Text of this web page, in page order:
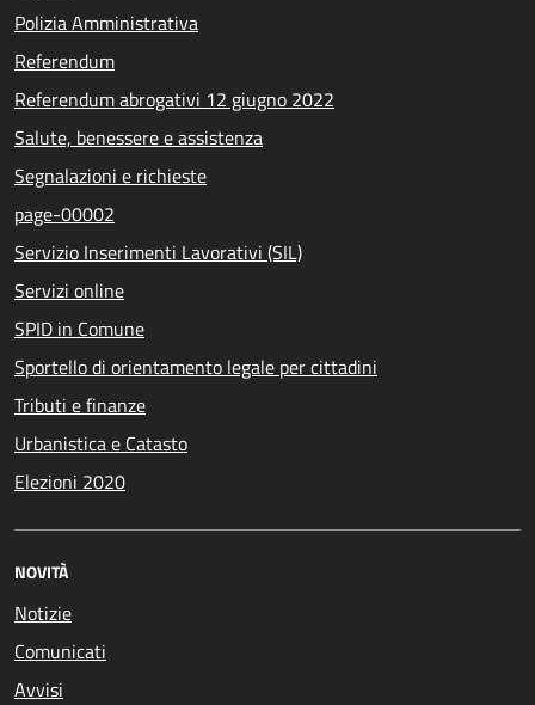
Polizia Amministrativa
Referendum
Referendum abrogativi 12 giugno 2022
Salute, benessere e assistenza
Segnalazioni e richieste
page-00002
Servizio Inserimenti Lavorativi (SIL)
Servizi online
SPID in Comune
Sportello di orientamento legale per cittadini
Tributi e finanze
Urbanistica e Catasto
Elezioni 2020
NOVITÀ
Notizie
Comunicati
Avvisi